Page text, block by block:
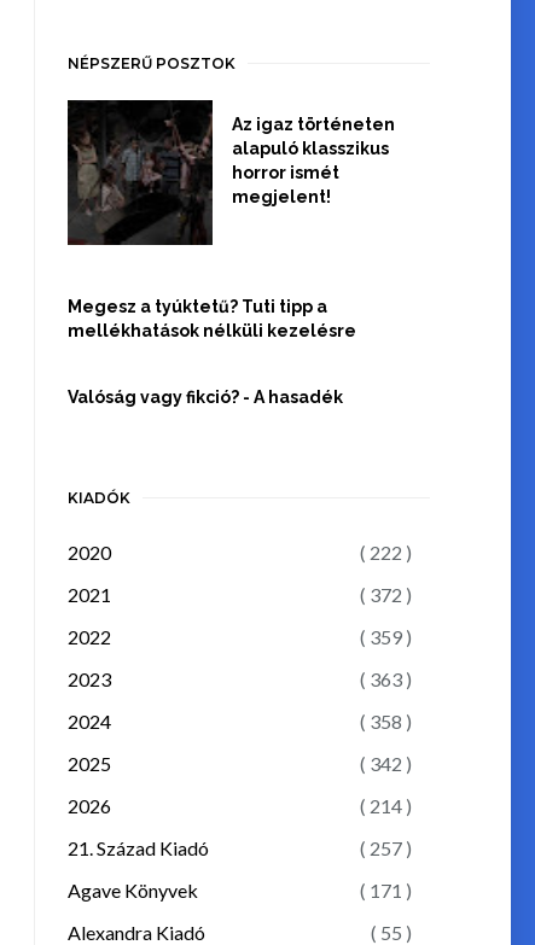
NÉPSZERŰ POSZTOK
Az igaz történeten
alapuló klasszikus
horror ismét
megjelent!
Megesz a tyúktetű? Tuti tipp a
mellékhatások nélküli kezelésre
Valóság vagy fikció? - A hasadék
KIADÓK
2020
( 222 )
2021
( 372 )
2022
( 359 )
2023
( 363 )
2024
( 358 )
2025
( 342 )
2026
( 214 )
21. Század Kiadó
( 257 )
Agave Könyvek
( 171 )
Alexandra Kiadó
( 55 )